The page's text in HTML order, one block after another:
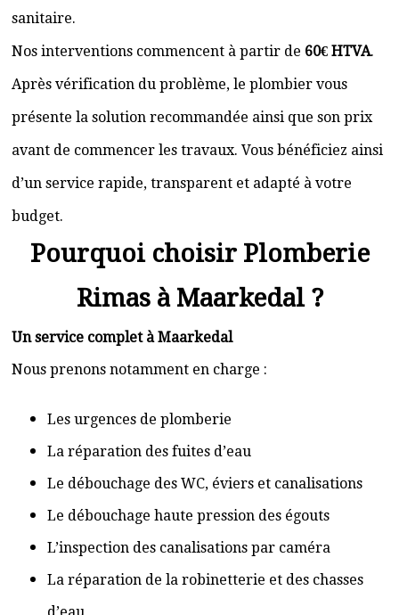
sanitaire.
Nos interventions commencent à partir de 60€ HTVA.
Après vérification du problème, le plombier vous
présente la solution recommandée ainsi que son prix
avant de commencer les travaux. Vous bénéficiez ainsi
d’un service rapide, transparent et adapté à votre
budget.
Pourquoi choisir Plomberie
Rimas à Maarkedal ?
Un service complet à Maarkedal
Nous prenons notamment en charge :
Les urgences de plomberie
La réparation des fuites d’eau
Le débouchage des WC, éviers et canalisations
Le débouchage haute pression des égouts
L’inspection des canalisations par caméra
La réparation de la robinetterie et des chasses